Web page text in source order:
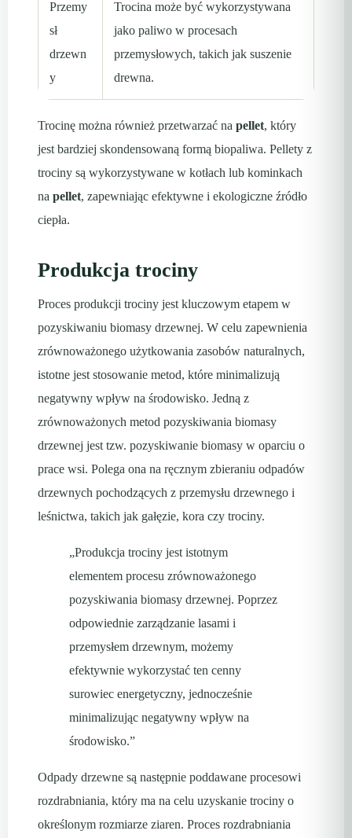
Przemy
sł
drzewn
y
Trocina może być wykorzystywana
jako paliwo w procesach
przemysłowych, takich jak suszenie
drewna.
Trocinę można również przetwarzać na pellet, który
jest bardziej skondensowaną formą biopaliwa. Pellety z
trociny są wykorzystywane w kotłach lub kominkach
na pellet, zapewniając efektywne i ekologiczne źródło
ciepła.
Produkcja trociny
Proces produkcji trociny jest kluczowym etapem w
pozyskiwaniu biomasy drzewnej. W celu zapewnienia
zrównoważonego użytkowania zasobów naturalnych,
istotne jest stosowanie metod, które minimalizują
negatywny wpływ na środowisko. Jedną z
zrównoważonych metod pozyskiwania biomasy
drzewnej jest tzw. pozyskiwanie biomasy w oparciu o
prace wsi. Polega ona na ręcznym zbieraniu odpadów
drzewnych pochodzących z przemysłu drzewnego i
leśnictwa, takich jak gałęzie, kora czy trociny.
„Produkcja trociny jest istotnym
elementem procesu zrównoważonego
pozyskiwania biomasy drzewnej. Poprzez
odpowiednie zarządzanie lasami i
przemysłem drzewnym, możemy
efektywnie wykorzystać ten cenny
surowiec energetyczny, jednocześnie
minimalizując negatywny wpływ na
środowisko.”
Odpady drzewne są następnie poddawane procesowi
rozdrabniania, który ma na celu uzyskanie trociny o
określonym rozmiarze ziaren. Proces rozdrabniania